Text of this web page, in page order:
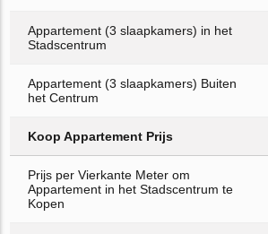
Appartement (3 slaapkamers) in het
Stadscentrum
Appartement (3 slaapkamers) Buiten
het Centrum
Koop Appartement Prijs
Prijs per Vierkante Meter om
Appartement in het Stadscentrum te
Kopen